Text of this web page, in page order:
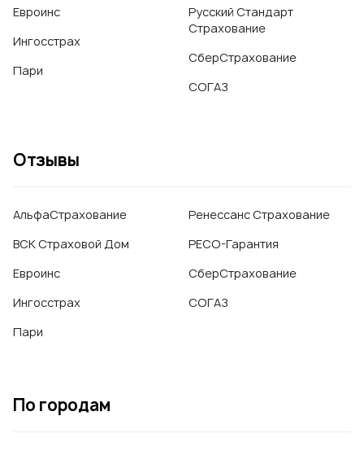
Евроинс
Ингосстрах
Пари
Русский Стандарт
Страхование
СберСтрахование
СОГАЗ
Отзывы
АльфаСтрахование
ВСК Страховой Дом
Евроинс
Ингосстрах
Пари
Ренессанс Страхование
РЕСО-Гарантия
СберСтрахование
СОГАЗ
По городам